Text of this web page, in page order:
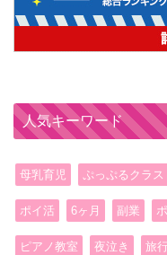
人気キーワード
母乳育児 ぷっぷるクラス
ポイ活 6ヶ月 副業
ピアノ教室 夜泣き 旅